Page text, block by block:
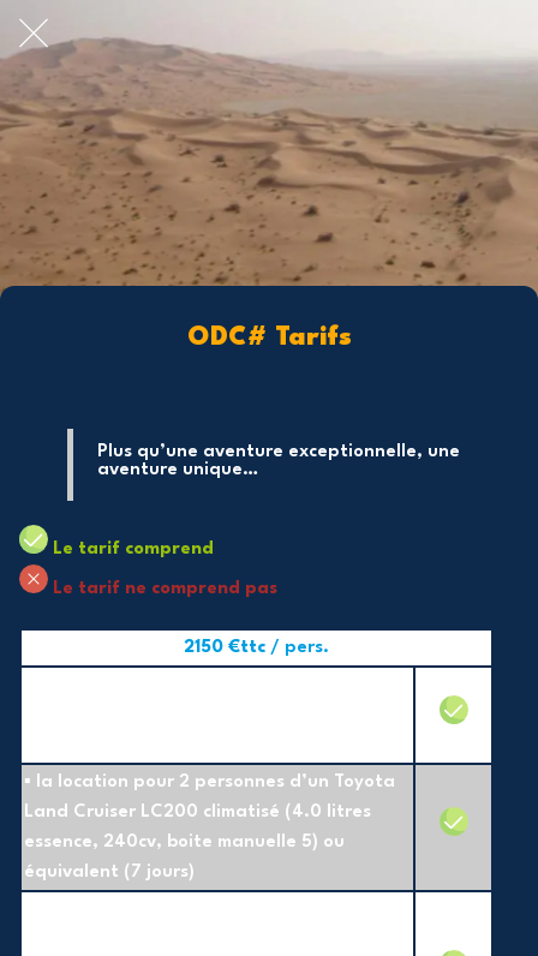
ODC# Tarifs
Plus qu’une aventure exceptionnelle, une
aventure unique…
Le tarif comprend
Le tarif ne comprend pas
2150 €ttc / pers.
▪ la location pour 2 personnes d’un Toyota
Land Cruiser LC200 climatisé (4.0 litres
essence, 240cv, boite manuelle 5) ou
équivalent (7 jours)